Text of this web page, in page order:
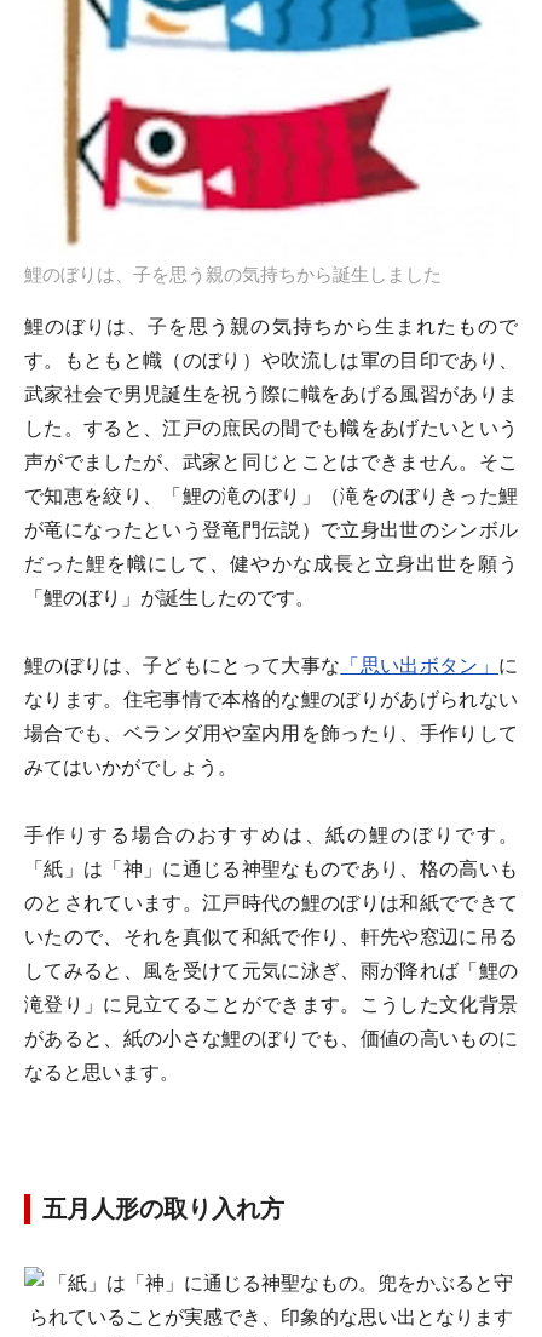
鯉のぼりは、子を思う親の気持ちから誕生しました
鯉のぼりは、子を思う親の気持ちから生まれたもので
す。もともと幟（のぼり）や吹流しは軍の目印であり、
武家社会で男児誕生を祝う際に幟をあげる風習がありま
した。すると、江戸の庶民の間でも幟をあげたいという
声がでましたが、武家と同じとことはできません。そこ
で知恵を絞り、「鯉の滝のぼり」（滝をのぼりきった鯉
が竜になったという登竜門伝説）で立身出世のシンボル
だった鯉を幟にして、健やかな成長と立身出世を願う
「鯉のぼり」が誕生したのです。
鯉のぼりは、子どもにとって大事な 「思い出ボタン」 に
なります。住宅事情で本格的な鯉のぼりがあげられない
場合でも、ベランダ用や室内用を飾ったり、手作りして
みてはいかがでしょう。
手作りする場合のおすすめは、紙の鯉のぼりです。
「紙」は「神」に通じる神聖なものであり、格の高いも
のとされています。江戸時代の鯉のぼりは和紙でできて
いたので、それを真似て和紙で作り、軒先や窓辺に吊る
してみると、風を受けて元気に泳ぎ、雨が降れば「鯉の
滝登り」に見立てることができます。こうした文化背景
があると、紙の小さな鯉のぼりでも、価値の高いものに
なると思います。
五月人形の取り入れ方